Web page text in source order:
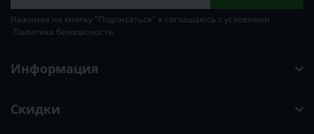
Нажимая на кнопку "Подписаться" я соглашаюсь с условиями
Политика безопасности
Информация
Скидки